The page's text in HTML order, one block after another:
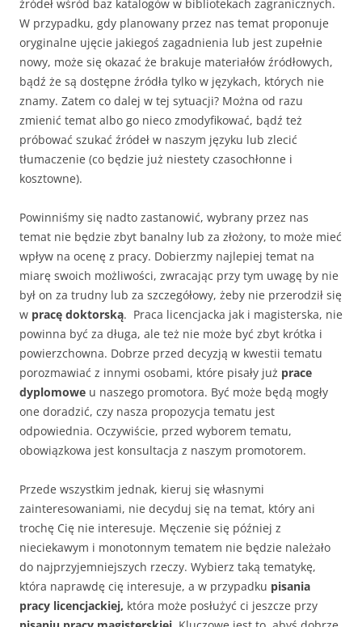
źródeł wśród baz katalogów w bibliotekach zagranicznych.
W przypadku, gdy planowany przez nas temat proponuje
oryginalne ujęcie jakiegoś zagadnienia lub jest zupełnie
nowy, może się okazać że brakuje materiałów źródłowych,
bądź że są dostępne źródła tylko w językach, których nie
znamy. Zatem co dalej w tej sytuacji? Można od razu
zmienić temat albo go nieco zmodyfikować, bądź też
próbować szukać źródeł w naszym języku lub zlecić
tłumaczenie (co będzie już niestety czasochłonne i
kosztowne).
Powinniśmy się nadto zastanowić, wybrany przez nas
temat nie będzie zbyt banalny lub za złożony, to może mieć
wpływ na ocenę z pracy. Dobierzmy najlepiej temat na
miarę swoich możliwości, zwracając przy tym uwagę by nie
był on za trudny lub za szczegółowy, żeby nie przerodził się
w pracę doktorską. Praca licencjacka jak i magisterska, nie
powinna być za długa, ale też nie może być zbyt krótka i
powierzchowna. Dobrze przed decyzją w kwestii tematu
porozmawiać z innymi osobami, które pisały już prace
dyplomowe u naszego promotora. Być może będą mogły
one doradzić, czy nasza propozycja tematu jest
odpowiednia. Oczywiście, przed wyborem tematu,
obowiązkowa jest konsultacja z naszym promotorem.
Przede wszystkim jednak, kieruj się własnymi
zainteresowaniami, nie decyduj się na temat, który ani
trochę Cię nie interesuje. Męczenie się później z
nieciekawym i monotonnym tematem nie będzie należało
do najprzyjemniejszych rzeczy. Wybierz taką tematykę,
która naprawdę cię interesuje, a w przypadku pisania
pracy licencjackiej, która może posłużyć ci jeszcze przy